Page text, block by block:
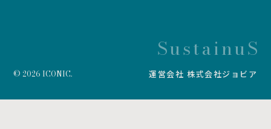
SustainuS
© 2026 ICONIC. 運営会社 株式会社ジョビア